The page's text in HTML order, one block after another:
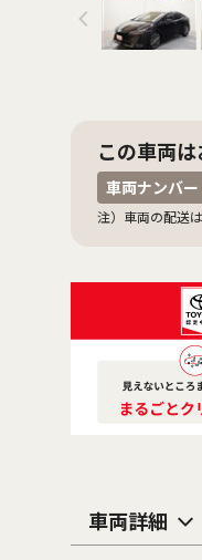
この車両は
車両ナンバー
注）車両の配送
車両詳細